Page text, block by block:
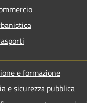
e formazione
e sicurezza pubblica